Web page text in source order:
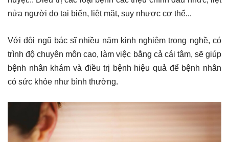
nửa người do tai biến, liệt mặt, suy nhược cơ thể...
Với đội ngũ bác sĩ nhiều năm kinh nghiệm trong nghề, có
trình độ chuyên môn cao, làm việc bằng cả cái tâm, sẽ giúp
bệnh nhân khám và điều trị bệnh hiệu quả để bệnh nhân
có sức khỏe như bình thường.